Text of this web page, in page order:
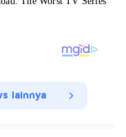
lainnya